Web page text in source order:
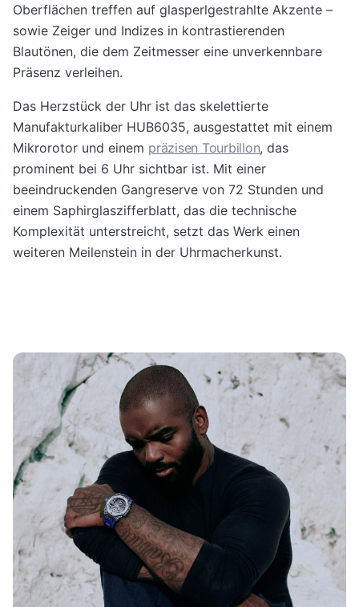
Oberflächen treffen auf glasperlgestrahlte Akzente –
sowie Zeiger und Indizes in kontrastierenden
Blautönen, die dem Zeitmesser eine unverkennbare
Präsenz verleihen.
Das Herzstück der Uhr ist das skelettierte
Manufakturkaliber HUB6035, ausgestattet mit einem
Mikrorotor und einem präzisen Tourbillon, das
prominent bei 6 Uhr sichtbar ist. Mit einer
beeindruckenden Gangreserve von 72 Stunden und
einem Saphirglaszifferblatt, das die technische
Komplexität unterstreicht, setzt das Werk einen
weiteren Meilenstein in der Uhrmacherkunst.